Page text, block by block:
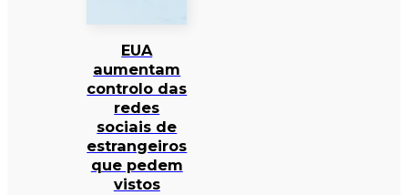
EUA
aumentam
controlo das
redes
sociais de
estrangeiros
que pedem
vistos